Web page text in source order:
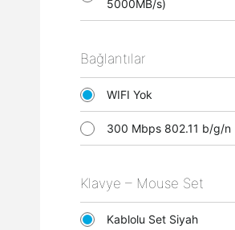
5000MB/s)
Bağlantılar
WIFI Yok
300 Mbps 802.11 b/g/n
Klavye – Mouse Set
Kablolu Set Siyah